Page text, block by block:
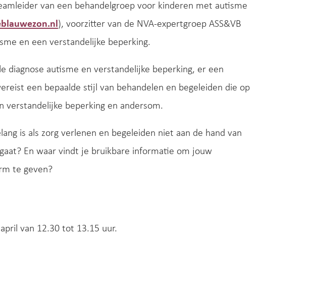
van een behandelgroep voor kinderen met autisme
), voorzitter van de NVA-expertgroep ASS&VB
en een verstandelijke beperking.
diagnose autisme en verstandelijke beperking, er een
een bepaalde stijl van behandelen en begeleiden die op
verstandelijke beperking en andersom.
is als zorg verlenen en begeleiden niet aan de hand van
En waar vindt je bruikbare informatie om jouw
te geven?
van 12.30 tot 13.15 uur.